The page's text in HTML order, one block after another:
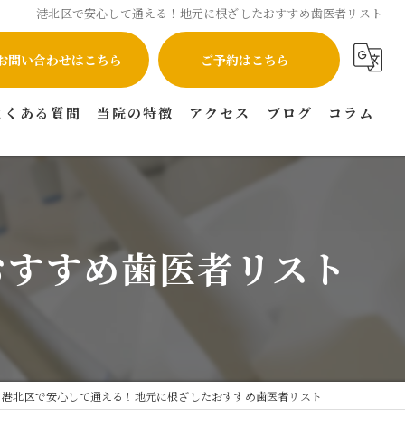
港北区で安心して通える！地元に根ざしたおすすめ歯医者リスト
問い合わせはこちら ご予約はこちら
くある質問 当院の特徴
虫歯
セラミック
マウスピース矯正
アクセス ブログ コラム
すめ歯医者リスト
港北区で安心して通える！地元に根ざしたおすすめ歯医者リスト